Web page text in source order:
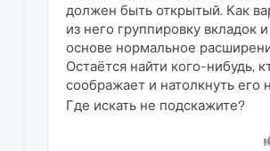
должен быть открытый. Как
из него группировку вкладок
основе нормальное
Остаётся найти кого-нибудь,
соображает и натолкнуть его
Где искать не подскажите?